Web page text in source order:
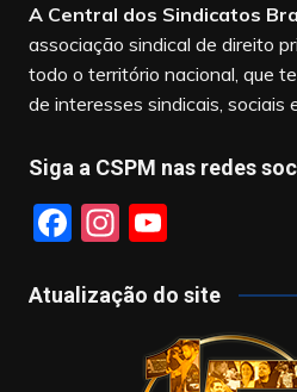
A Central dos Sindicatos
associação sindical de direito
todo o território nacional, que
de interesses sindicais, sociais
Siga a CSPM nas redes
F
c
In
a
Y
u
T
u
Atualização do site